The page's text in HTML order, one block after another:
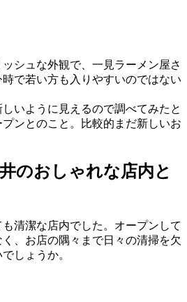
シュな外観で、一見ラーメン屋さ
で若い方も入りやすいのではない
いように見えるので調べてみたと
プンとのこと。比較的まだ新しいお
のおしゃれな店内と
清潔な店内でした。オープンして
、お店の隅々まで日々の清掃を欠
しょうか。